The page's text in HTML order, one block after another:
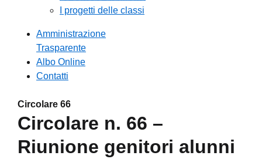
I progetti delle classi
Amministrazione
Trasparente
Albo Online
Contatti
Circolare 66
Circolare n. 66 –
Riunione genitori alunni